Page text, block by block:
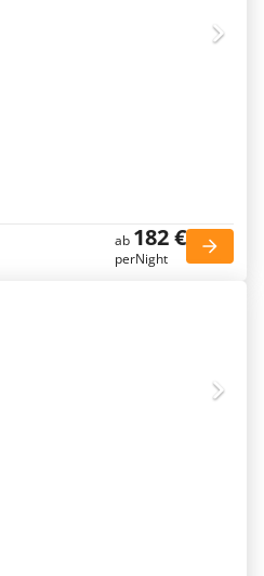
ab 182 €
perNight